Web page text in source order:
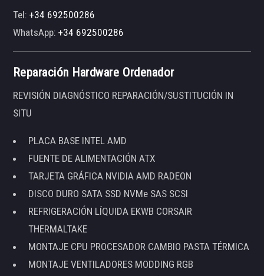
Tel:+34 692500286
WhatsApp:+34 692500286
Reparación Hardware Ordenador
REVISIÓN DIAGNÓSTICO REPARACIÓN/SUSTITUCIÓN IN
SITU
PLACA BASE INTEL AMD
FUENTE DE ALIMENTACIÓN ATX
TARJETA GRÁFICA NVIDIA AMD RADEON
DISCO DURO SATA SSD NVMe SAS SCSI
REFRIGERACIÓN LÍQUIDA EKWB CORSAIR
THERMALTAKE
MONTAJE CPU PROCESADOR CAMBIO PASTA TÉRMICA
MONTAJE VENTILADORES MODDING RGB